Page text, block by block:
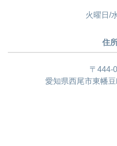
火曜日/
住
〒444-
愛知県西尾市東幡